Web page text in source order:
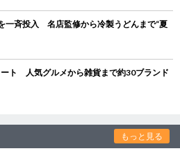
一斉投入 名店監修から冷製うどんまで“夏
ト 人気グルメから雑貨まで約30ブランド
もっと見る